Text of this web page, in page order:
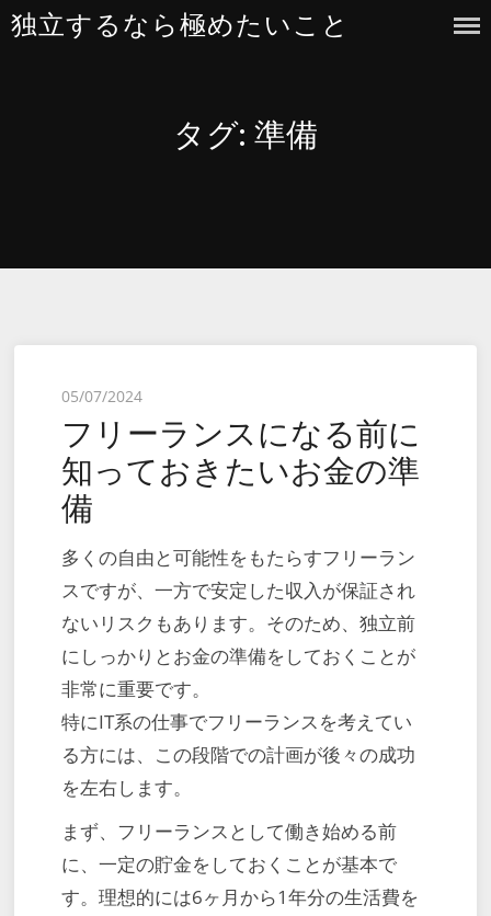
Skip
独立するなら極めたいこと
タグ: 準備
Posted
on
05/07/2024
フリーランスになる前に
知っておきたいお金の準
備
多くの自由と可能性をもたらすフリーラン
スですが、一方で安定した収入が保証され
ないリスクもあります。そのため、独立前
にしっかりとお金の準備をしておくことが
非常に重要です。
特にIT系の仕事でフリーランスを考えてい
る方には、この段階での計画が後々の成功
を左右します。
まず、フリーランスとして働き始める前
に、一定の貯金をしておくことが基本で
す。理想的には6ヶ月から1年分の生活費を